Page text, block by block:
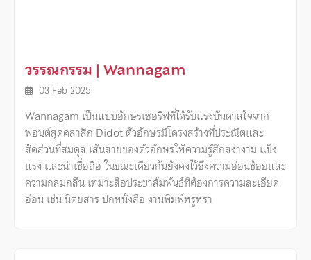
วรรณกรรม | Wannagam
03 Feb 2025
Wannagam เป็นแบบอักษรเซอริฟที่ได้รับแรงบันดาลใจจาก
ฟอนต์สุดคลาสิก Didot ตัวอักษรมีโครงสร้างที่ประณีตและ
สัดส่วนที่สมดุล เส้นสายของตัวอักษรให้ความรู้สึกสง่างาม แข็ง
แรง และน่าเชื่อถือ ในขณะเดียวกันยังคงไว้ซึ่งความอ่อนช้อยและ
ความกลมกลืน เหมาะสื่อประชาสัมพันธ์ที่ต้องการความละเอียด
อ่อน เช่น นิตยสาร ปกหนังสือ งานพิมพ์หรูหรา